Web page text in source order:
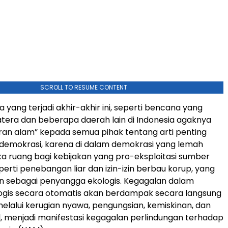
SCROLL TO RESUME CONTENT
yang terjadi akhir-akhir ini, seperti bencana yang
dan beberapa daerah lain di Indonesia agaknya
alam” kepada semua pihak tentang arti penting
karena di dalam demokrasi yang lemah
ruang bagi kebijakan yang pro-eksploitasi sumber
penebangan liar dan izin-izin berbau korup, yang
sebagai penyangga ekologis. Kegagalan dalam
secara otomatis akan berdampak secara langsung
kerugian nyawa, pengungsian, kemiskinan, dan
menjadi manifestasi kegagalan perlindungan terhadap